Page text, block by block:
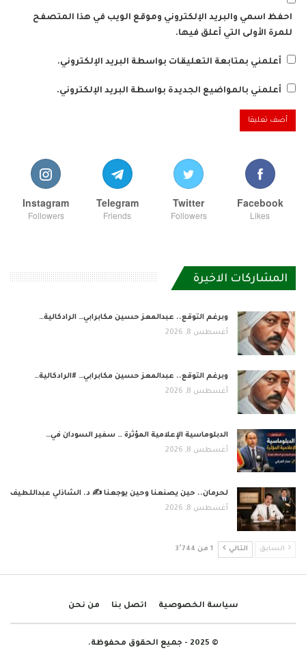
احفظ اسمي والبريد الإلكتروني وموقع الويب في هذا المتصفح
للمرة الأولى التي أعلق فيها.
أعلمني بمتابعة التعليقات بواسطة البريد الإلكتروني.
أعلمني بالمواضيع الجديدة بواسطة البريد الإلكتروني.
Facebook
Likes
Twitter
Followers
Telegram
Friends
Instagram
Followers
المشاركات الاخيرة
وبرغم التوقع.. عبدالمعز حسين مكابرابي… الرادكالية…
أغسطس 8, 2026
وبرغم التوقع.. عبدالمعز حسين مكابرابي… #الرادكالية…
أغسطس 8, 2026
الدبلوماسية الإعلامية المؤثرة … سفير السودان في…
أغسطس 8, 2026
لحرمان.. حين يصنعنا وحين يوجعنا ✍️ د. الشاذلي عبداللطيف
أغسطس 8, 2026
السابق التالي 1 من 3٬744
سياسة الخصوصية اتصل بنا من نحن
© 2025 - جميع الحقوق محفوظة.